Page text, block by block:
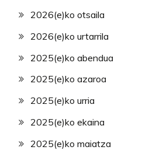
2026(e)ko otsaila
2026(e)ko urtarrila
2025(e)ko abendua
2025(e)ko azaroa
2025(e)ko urria
2025(e)ko ekaina
2025(e)ko maiatza